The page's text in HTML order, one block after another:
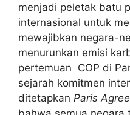
menjadi peletak batu
internasional untuk
mewajibkan negara-
menurunkan emisi
pertemuan COP di
sejarah komitmen
ditetapkan Paris